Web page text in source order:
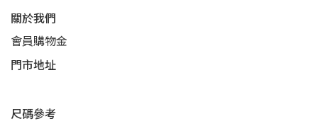
關於我們
會員購物金
門市地址
尺碼參考